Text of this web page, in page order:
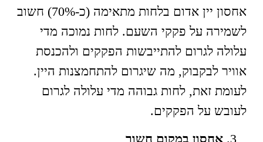
אחסון יין אדום בלחות מתאימה (כ-70%) חשוב
לשמירה על פקקי השעם. לחות נמוכה מדי
עלולה לגרום להתייבשות הפקקים ולהכנסת
אוויר לבקבוק, מה שיגרום להתחמצנות היין.
לעומת זאת, לחות גבוהה מדי עלולה לגרום
לעובש על הפקקים.